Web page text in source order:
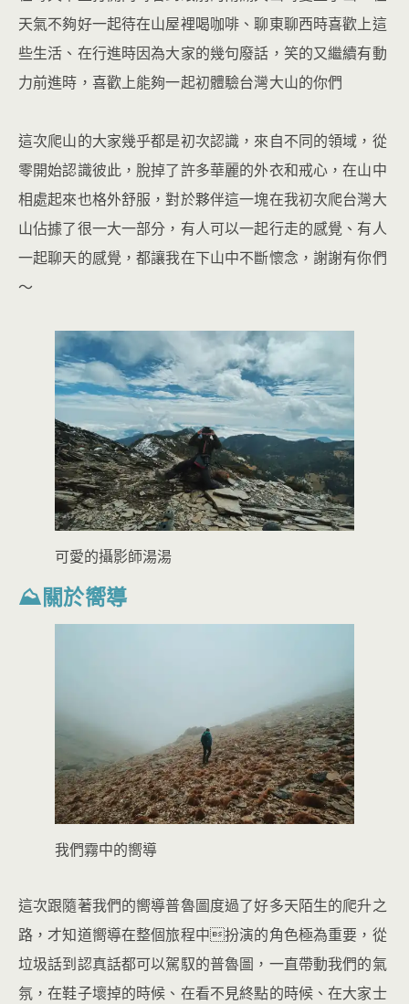
天氣不夠好一起待在山屋裡喝咖啡、聊東聊西時喜歡上這
些生活、在行進時因為大家的幾句廢話，笑的又繼續有動
力前進時，喜歡上能夠一起初體驗台灣大山的你們
這次爬山的大家幾乎都是初次認識，來自不同的領域，從
零開始認識彼此，脫掉了許多華麗的外衣和戒心，在山中
相處起來也格外舒服，對於夥伴這一塊在我初次爬台灣大
山佔據了很一大一部分，有人可以一起行走的感覺、有人
一起聊天的感覺，都讓我在下山中不斷懷念，謝謝有你們
～
可愛的攝影師湯湯
⛰關於嚮導
我們霧中的嚮導
這次跟隨著我們的嚮導普魯圖度過了好多天陌生的爬升之
路，才知道嚮導在整個旅程中扮演的角色極為重要，從
垃圾話到認真話都可以駕馭的普魯圖，一直帶動我們的氣
氛，在鞋子壞掉的時候、在看不見終點的時候、在大家士